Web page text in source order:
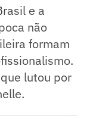
e a
não
formam
lutou por